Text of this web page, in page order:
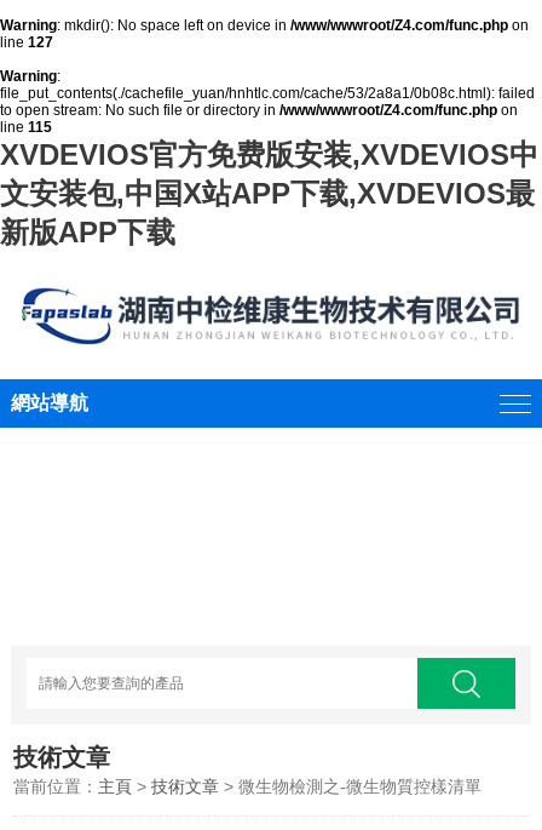
Warning: mkdir(): No space left on device in /www/wwwroot/Z4.com/func.php on
line 127
Warning:
file_put_contents(./cachefile_yuan/hnhtlc.com/cache/53/2a8a1/0b08c.html): failed
to open stream: No such file or directory in /www/wwwroot/Z4.com/func.php on
line 115
XVDEVIOS官方免费版安装,XVDEVIOS中
文安装包,中国X站APP下载,XVDEVIOS最
新版APP下载
網站導航
技術文章
當前位置： 主頁 >技術文章 > 微生物檢測之-微生物質控樣清單